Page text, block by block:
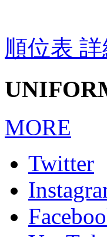
順位表
MORE
Twitter